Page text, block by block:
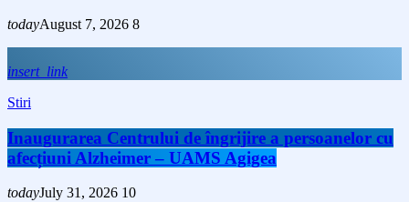
todayAugust 7, 2026 8
insert_link
Stiri
Inaugurarea Centrului de îngrijire a persoanelor cu
afecțiuni Alzheimer – UAMS Agigea
todayJuly 31, 2026 10